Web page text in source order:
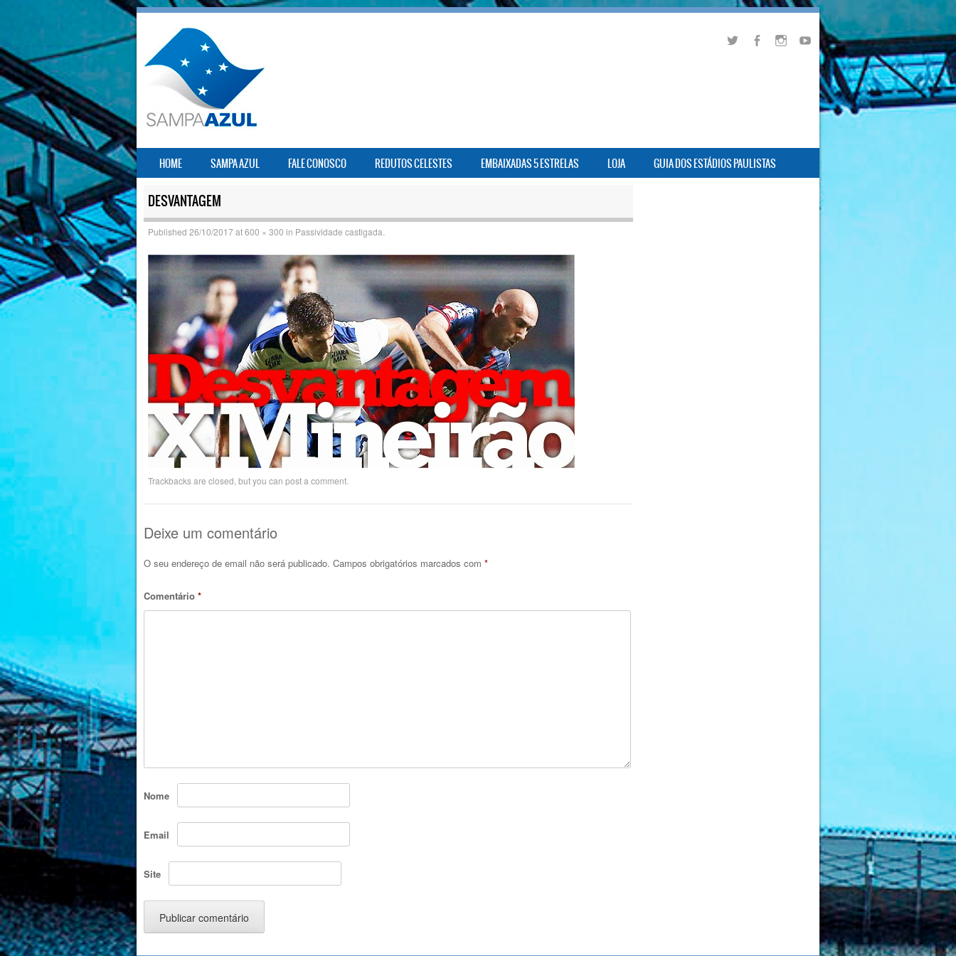
MENU
SKIP TO CONTENT
HOME SAMPA AZUL FALE CONOSCO REDUTOS CELESTES EMBAIXADAS 5 ESTRELAS LOJA GUIA DOS ESTÁDIOS PAULISTAS
DESVANTAGEM
Published 26/10/2017at600 × 300 in Passividade castigada.
Trackbacks are closed, but you can post a comment.
Deixe um comentário
O seu endereço de email não será publicado. Campos obrigatórios marcados com *
Comentário *
Nome
Email
Site